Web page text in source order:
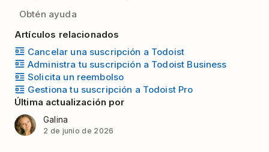
Obtén ayuda
Artículos relacionados
Cancelar una suscripción a Todoist
Administra tu suscripción a Todoist Business
Solicita un reembolso
Gestiona tu suscripción a Todoist Pro
Última actualización por
Galina
2 de junio de 2026